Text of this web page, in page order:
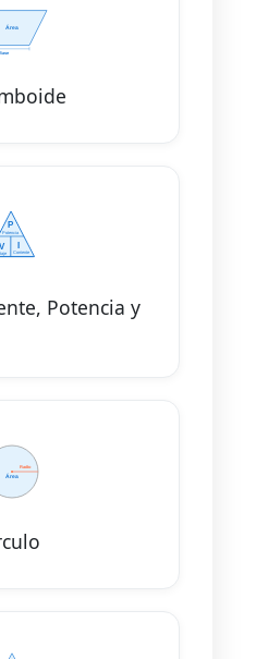
Potencia y